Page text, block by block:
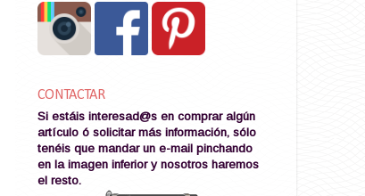
CONTACTAR
Si estáis interesad@s en comprar algún
artículo ó solicitar más información, sólo
tenéis que mandar un e-mail pinchando
en la imagen inferior y nosotros haremos
el resto.